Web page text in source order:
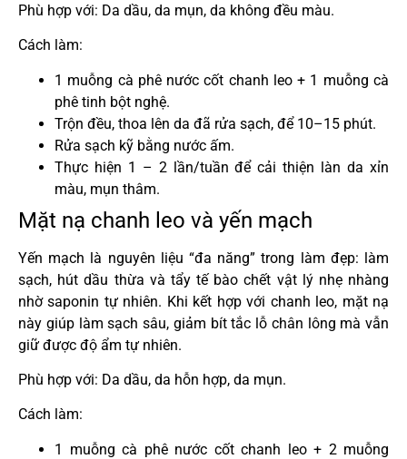
Phù hợp với: Da dầu, da mụn, da không đều màu.
Cách làm:
1 muỗng cà phê nước cốt chanh leo + 1 muỗng cà
phê tinh bột nghệ.
Trộn đều, thoa lên da đã rửa sạch, để 10–15 phút.
Rửa sạch kỹ bằng nước ấm.
Thực hiện 1 – 2 lần/tuần để cải thiện làn da xỉn
màu, mụn thâm.
Mặt nạ chanh leo và yến mạch
Yến mạch là nguyên liệu “đa năng” trong làm đẹp: làm
sạch, hút dầu thừa và tẩy tế bào chết vật lý nhẹ nhàng
nhờ saponin tự nhiên. Khi kết hợp với chanh leo, mặt nạ
này giúp làm sạch sâu, giảm bít tắc lỗ chân lông mà vẫn
giữ được độ ẩm tự nhiên.
Phù hợp với: Da dầu, da hỗn hợp, da mụn.
Cách làm:
1 muỗng cà phê nước cốt chanh leo + 2 muỗng